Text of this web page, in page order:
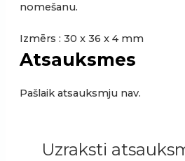
nomešanu.
Izmērs : 30 x 36 x 4 mm
Atsauksmes
Pašlaik atsauksmju nav.
Uzraksti